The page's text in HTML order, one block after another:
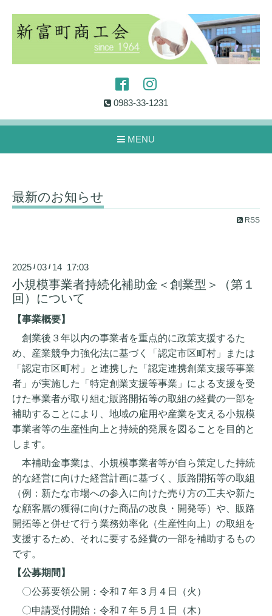
0983-33-1231
MENU
最新のお知らせ
RSS
2025 /03 / 14 17:03
小規模事業者持続化補助金＜創業型＞（第１
回）について
【事業概要】
創業後３年以内の事業者を重点的に政策支援するた
め、産業競争力強化法に基づく「認定市区町村」または
「認定市区町村」と連携した「認定連携創業支援等事業
者」が実施した「特定創業支援等事業」による支援を受
けた事業者が取り組む販路開拓等の取組の経費の一部を
補助することにより、地域の雇用や産業を支える小規模
事業者等の生産性向上と持続的発展を図ることを目的と
します。
本補助金事業は、小規模事業者等が自ら策定した持続
的な経営に向けた経営計画に基づく、販路開拓等の取組
（例：新たな市場への参入に向けた売り方の工夫や新た
な顧客層の獲得に向けた商品の改良・開発等）や、販路
開拓等と併せて行う業務効率化（生産性向上）の取組を
支援するため、それに要する経費の一部を補助するもの
です。
【公募期間】
〇公募要領公開：令和７年３月４日（火）
〇申請受付開始：令和７年５月１日（木）